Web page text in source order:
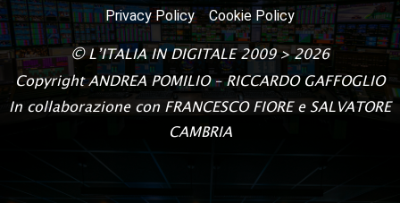
Privacy Policy Cookie Policy
© L’ITALIA IN DIGITALE2009 > 2026
CopyrightANDREA POMILIO – RICCARDO GAFFOGLIO
In collaborazione con FRANCESCO FIORE e SALVATORE
CAMBRIA